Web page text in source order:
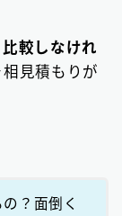
比較しなけれ
見積もりが
？面倒く